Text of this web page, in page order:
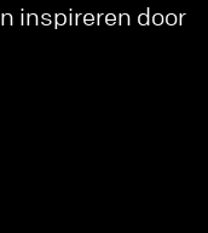
inspireren door